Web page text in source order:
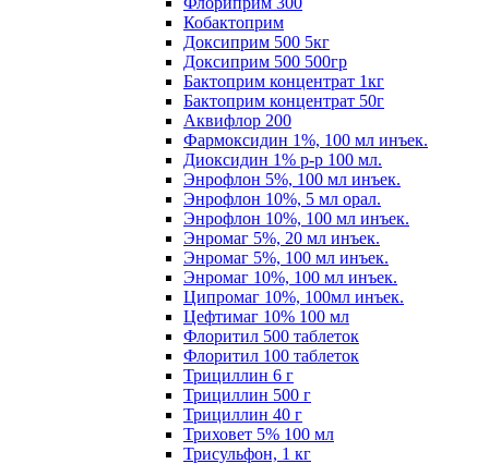
Кобактоприм
Доксиприм 500 5кг
Доксиприм 500 500гр
Бактоприм концентрат 1кг
Бактоприм концентрат 50г
Аквифлор 200
Фармоксидин 1%, 100 мл инъек.
Диоксидин 1% р-р 100 мл.
Энрофлон 5%, 100 мл инъек.
Энрофлон 10%, 5 мл орал.
Энрофлон 10%, 100 мл инъек.
Энромаг 5%, 20 мл инъек.
Энромаг 5%, 100 мл инъек.
Энромаг 10%, 100 мл инъек.
Ципромаг 10%, 100мл инъек.
Цефтимаг 10% 100 мл
Флоритил 500 таблеток
Флоритил 100 таблеток
Трициллин 6 г
Трициллин 500 г
Трициллин 40 г
Триховет 5% 100 мл
Трисульфон, 1 кг